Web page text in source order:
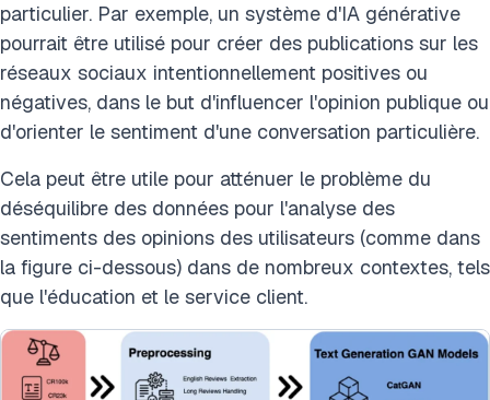
particulier. Par exemple, un système d'IA générative
pourrait être utilisé pour créer des publications sur les
réseaux sociaux intentionnellement positives ou
négatives, dans le but d'influencer l'opinion publique ou
d'orienter le sentiment d'une conversation particulière.
Cela peut être utile pour atténuer le problème du
déséquilibre des données pour l'analyse des
sentiments des opinions des utilisateurs (comme dans
la figure ci-dessous) dans de nombreux contextes, tels
que l'éducation et le service client.